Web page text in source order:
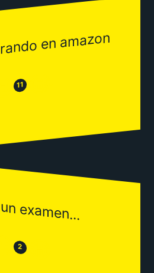
en amazon
😒 11 😂
examen...
😒 2 😂